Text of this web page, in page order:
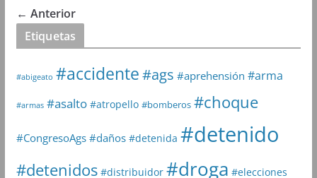
← Anterior
Etiquetas
#abigeato #accidente#ags #aprehensión #arma
#armas #asalto #atropello #bomberos #choque
#CongresoAgs #daños #detenida #detenido
#detenidos #distribuidor #droga #elecciones